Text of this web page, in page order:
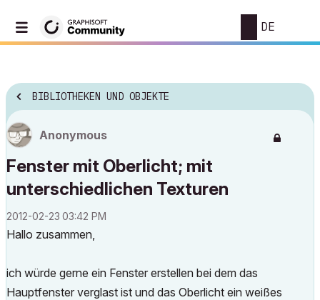
DE
BIBLIOTHEKEN UND OBJEKTE
Anonymous
Fenster mit Oberlicht; mit
unterschiedlichen Texturen
‎2012-02-23 03:42 PM
Hallo zusammen,
ich würde gerne ein Fenster erstellen bei dem das
Hauptfenster verglast ist und das Oberlicht ein weißes